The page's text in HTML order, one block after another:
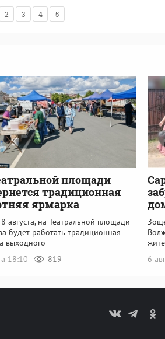
2 3 4 5
площади
традиционная
ярмарка
августа, на Театральной площади
будет работать традиционная
выходного
18:10
819
6